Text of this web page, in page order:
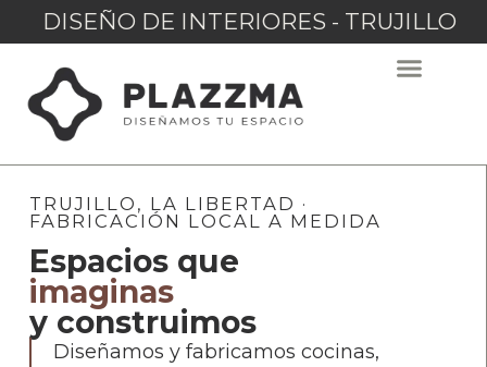
DISEÑO DE INTERIORES - TRUJILLO
TRUJILLO, LA LIBERTAD ·
FABRICACIÓN LOCAL A MEDIDA
Espacios que
imaginas
y construimos
Diseñamos y fabricamos cocinas,